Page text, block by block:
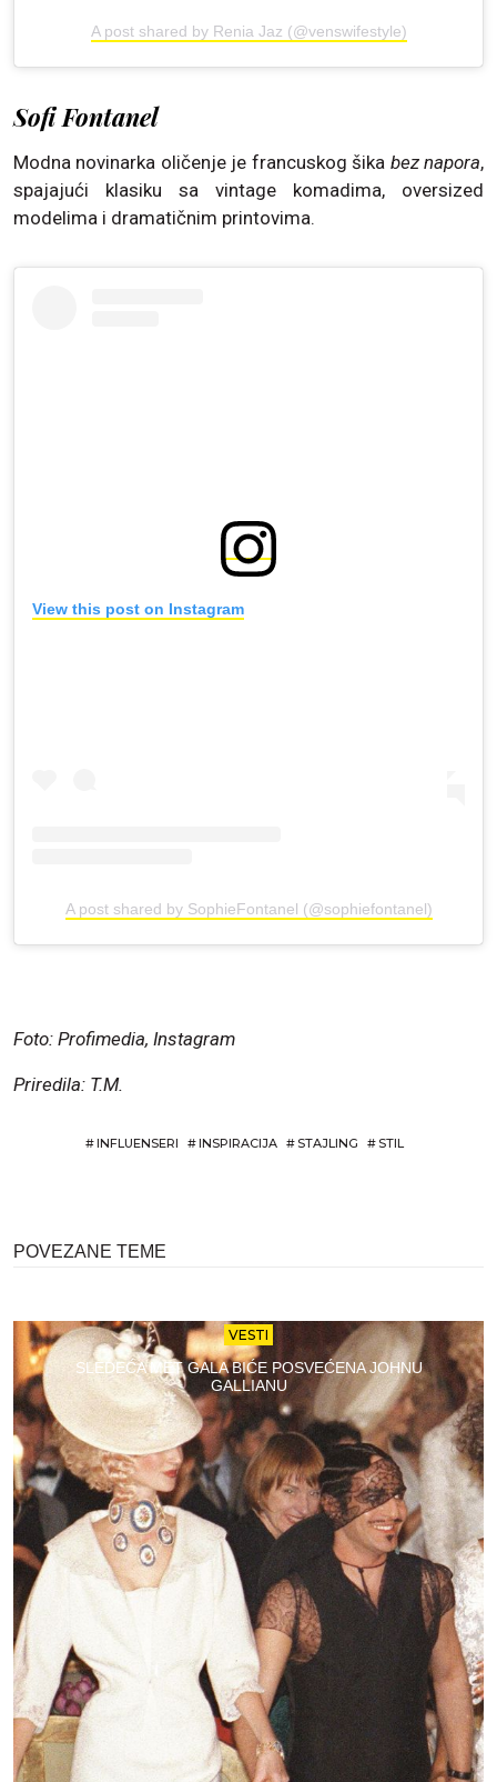
A post shared by Renia Jaz (@venswifestyle)
Sofi Fontanel
Modna novinarka oličenje je francuskog šika bez napora,
spajajući klasiku sa vintage komadima, oversized
modelima i dramatičnim printovima.
View this post on Instagram
A post shared by SophieFontanel (@sophiefontanel)
Foto: Profimedia, Instagram
Priredila: T.M.
#INFLUENSERI #INSPIRACIJA # STAJLING # STIL
POVEZANE TEME
VESTI
SLEDEĆA MET GALA BIĆE POSVEĆENA JOHNU
GALLIANU